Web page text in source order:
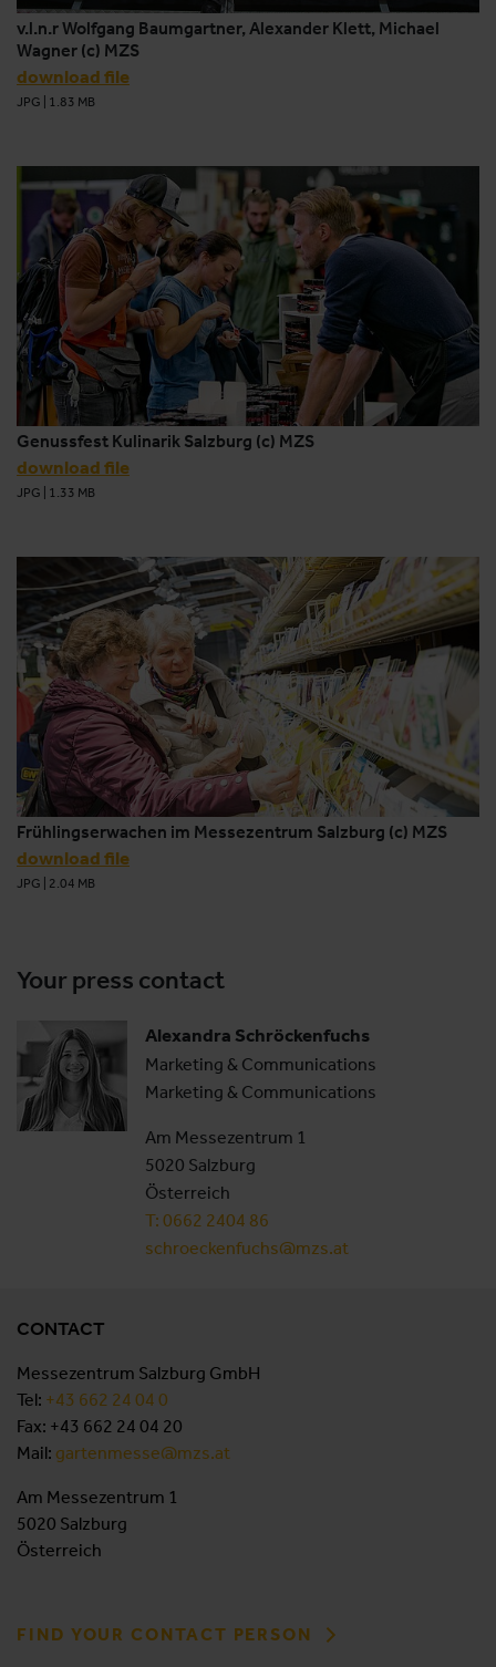
v.l.n.r Wolfgang Baumgartner, Alexander Klett, Michael
Wagner (c) MZS
download file
JPG 1.83 MB
Genussfest Kulinarik Salzburg (c) MZS
download file
JPG 1.33 MB
Frühlingserwachen im Messezentrum Salzburg (c) MZS
download file
JPG 2.04 MB
Your press contact
Alexandra Schröckenfuchs
Marketing & Communications
Marketing & Communications
Am Messezentrum 1
5020 Salzburg
Österreich
T: 0662 2404 86
schroeckenfuchs@mzs.at
CONTACT
Messezentrum Salzburg GmbH
Tel: +43 662 24 04 0
Fax: +43 662 24 04 20
Mail: gartenmesse@mzs.at
Am Messezentrum 1
5020 Salzburg
Österreich
FIND YOUR CONTACT PERSON